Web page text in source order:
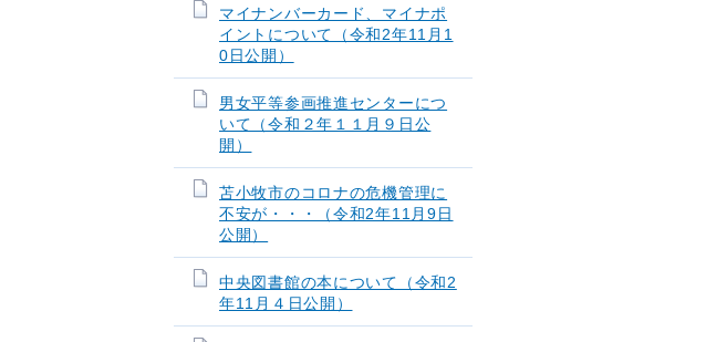
マイナンバーカード、マイナポ
イントについて（令和2年11月1
0日公開）
男女平等参画推進センターにつ
いて（令和２年１１月９日公
開）
苫小牧市のコロナの危機管理に
不安が・・・（令和2年11月9日
公開）
中央図書館の本について（令和2
年11月４日公開）